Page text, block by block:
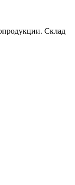
Склад